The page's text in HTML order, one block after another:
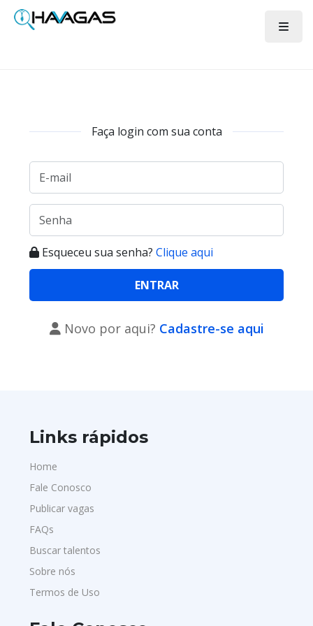
Faça login com sua conta
Esqueceu sua senha? Clique aqui
Novo por aqui? Cadastre-se aqui
Links rápidos
Home
Fale Conosco
Publicar vagas
FAQs
Buscar talentos
Sobre nós
Termos de Uso